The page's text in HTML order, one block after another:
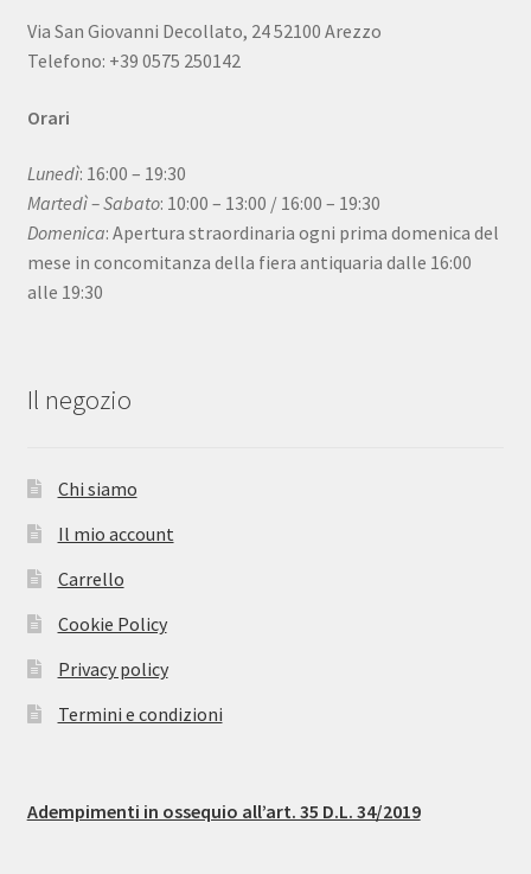
Via San Giovanni Decollato, 24 52100 Arezzo
Telefono: +39 0575 250142
Orari
Lunedì: 16:00 – 19:30
Martedì – Sabato: 10:00 – 13:00 / 16:00 – 19:30
Domenica: Apertura straordinaria ogni prima domenica del
mese in concomitanza della fiera antiquaria dalle 16:00
alle 19:30
Il negozio
Chi siamo
Il mio account
Carrello
Cookie Policy
Privacy policy
Termini e condizioni
Adempimenti in ossequio all’art. 35 D.L. 34/2019